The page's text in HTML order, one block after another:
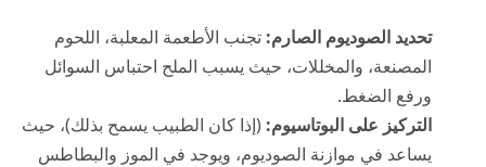
تحديد الصوديوم الصارم: تجنب الأطعمة المعلبة، اللحوم
المصنعة، والمخللات، حيث يسبب الملح احتباس السوائل
ورفع الضغط.
التركيز على البوتاسيوم: (إذا كان الطبيب يسمح بذلك)، حيث
يساعد في موازنة الصوديوم، ويوجد في الموز والبطاطس